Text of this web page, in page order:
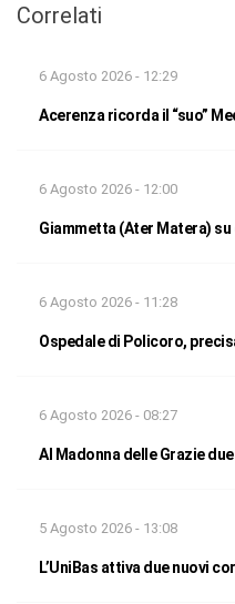
Correlati
6 Agosto 2026 - 12:29
Acerenza ricorda il “suo”
6 Agosto 2026 - 12:00
Giammetta (Ater Matera)
6 Agosto 2026 - 11:28
Ospedale di Policoro,
6 Agosto 2026 - 08:27
Al Madonna delle Grazie
5 Agosto 2026 - 13:08
L’UniBas attiva due nuovi